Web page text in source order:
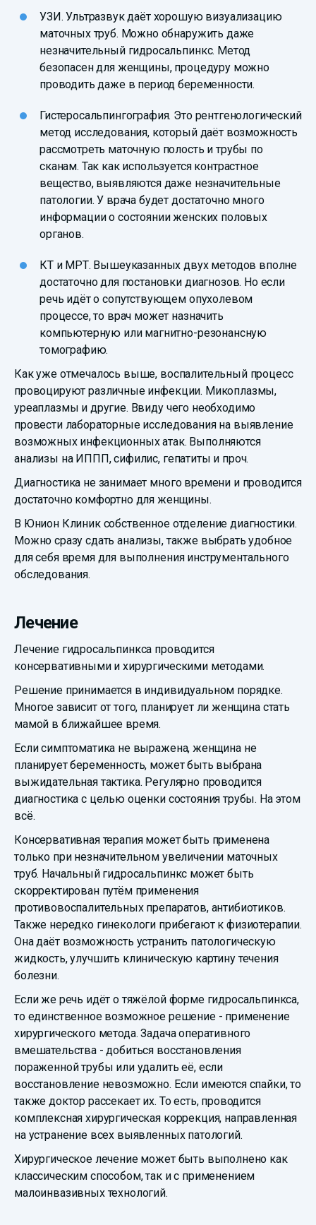
УЗИ. Ультразвук даёт хорошую визуализацию
маточных труб. Можно обнаружить даже
незначительный гидросальпинкс. Метод
безопасен для женщины, процедуру можно
проводить даже в период беременности.
Гистеросальпингография. Это рентгенологический
метод исследования, который даёт возможность
рассмотреть маточную полость и трубы по
сканам. Так как используется контрастное
вещество, выявляются даже незначительные
патологии. У врача будет достаточно много
информации о состоянии женских половых
органов.
КТ и МРТ. Вышеуказанных двух методов вполне
достаточно для постановки диагнозов. Но если
речь идёт о сопутствующем опухолевом
процессе, то врач может назначить
компьютерную или магнитно-резонансную
томографию.
Как уже отмечалось выше, воспалительный процесс
провоцируют различные инфекции. Микоплазмы,
уреаплазмы и другие. Ввиду чего необходимо
провести лабораторные исследования на выявление
возможных инфекционных атак. Выполняются
анализы на ИППП, сифилис, гепатиты и проч.
Диагностика не занимает много времени и проводится
достаточно комфортно для женщины.
В Юнион Клиник собственное отделение диагностики.
Можно сразу сдать анализы, также выбрать удобное
для себя время для выполнения инструментального
обследования.
Лечение
Лечение гидросальпинкса проводится
консервативными и хирургическими методами.
Решение принимается в индивидуальном порядке.
Многое зависит от того, планирует ли женщина стать
мамой в ближайшее время.
Если симптоматика не выражена, женщина не
планирует беременность, может быть выбрана
выжидательная тактика. Регулярно проводится
диагностика с целью оценки состояния трубы. На этом
всё.
Консервативная терапия может быть применена
только при незначительном увеличении маточных
труб. Начальный гидросальпинкс может быть
скорректирован путём применения
противовоспалительных препаратов, антибиотиков.
Также нередко гинекологи прибегают к физиотерапии.
Она даёт возможность устранить патологическую
жидкость, улучшить клиническую картину течения
болезни.
Если же речь идёт о тяжёлой форме гидросальпинкса,
то единственное возможное решение - применение
хирургического метода. Задача оперативного
вмешательства - добиться восстановления
пораженной трубы или удалить её, если
восстановление невозможно. Если имеются спайки, то
также доктор рассекает их. То есть, проводится
комплексная хирургическая коррекция, направленная
на устранение всех выявленных патологий.
Хирургическое лечение может быть выполнено как
классическим способом, так и с применением
малоинвазивных технологий.